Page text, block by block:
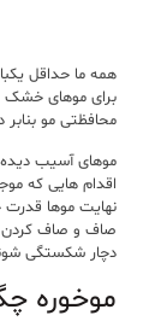
همه ما حداقل
برای موهای خشک
محافظتی مو
موهای آسیب دیده
اقدام هایی که
نهایت موها
صاف و صاف کردن
دچار شکستگی
موخوره